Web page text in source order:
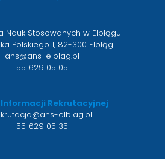
Nauk Stosowanych w Elblągu
Polskiego 1, 82-300 Elbląg
ans@ans-elblag.pl
55 629 05 05
Informacji Rekrutacyjnej
elblag.pl
55 629 05 35